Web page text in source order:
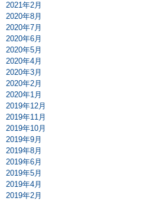
2021年2月
2020年8月
2020年7月
2020年6月
2020年5月
2020年4月
2020年3月
2020年2月
2020年1月
2019年12月
2019年11月
2019年10月
2019年9月
2019年8月
2019年6月
2019年5月
2019年4月
2019年2月